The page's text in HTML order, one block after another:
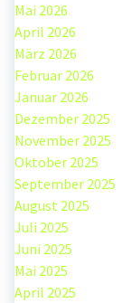
Mai 2026
April 2026
März 2026
Februar 2026
Januar 2026
Dezember 2025
November 2025
Oktober 2025
September 2025
August 2025
Juli 2025
Juni 2025
Mai 2025
April 2025